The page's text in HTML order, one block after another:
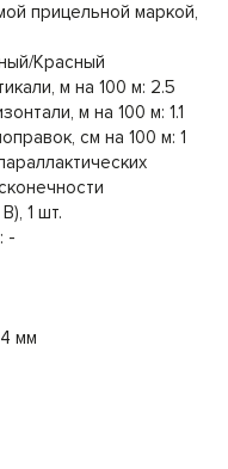
прицельной маркой,
Красный
м на 100 м: 2.5
м на 100 м: 1.1
см на 100 м: 1
1 шт.
-
мм